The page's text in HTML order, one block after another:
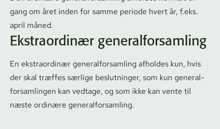
gang om året inden for samme periode hvert år, f.eks.
april måned.
Ekstraordinær ge­ne­ral­for­sam­ling
En ekstraordinær ge­ne­ral­for­sam­ling afholdes kun, hvis
der skal træffes særlige beslutninger, som kun ge­ne­ral­
for­sam­lin­gen kan vedtage, og som ikke kan vente til
næste ordinære ge­ne­ral­for­sam­ling.